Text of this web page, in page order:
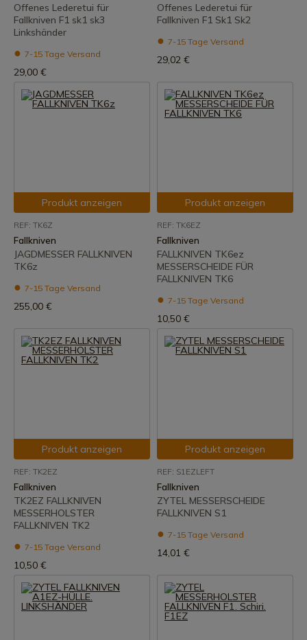
Offenes Lederetui für
Fallkniven F1 sk1 sk3
Linkshänder
7-15 Tage Versand
29,00 €
Offenes Lederetui für
Fallkniven F1 Sk1 Sk2
7-15 Tage Versand
29,02 €
Produkt anzeigen
REF: TK6Z
Fallkniven
JAGDMESSER FALLKNIVEN
TK6z
7-15 Tage Versand
255,00 €
Produkt anzeigen
REF: TK6EZ
Fallkniven
FALLKNIVEN TK6ez
MESSERSCHEIDE FÜR
FALLKNIVEN TK6
7-15 Tage Versand
10,50 €
Produkt anzeigen
REF: TK2EZ
Fallkniven
TK2EZ FALLKNIVEN
MESSERHOLSTER
FALLKNIVEN TK2
7-15 Tage Versand
10,50 €
Produkt anzeigen
REF: S1EZLEFT
Fallkniven
ZYTEL MESSERSCHEIDE
FALLKNIVEN S1
7-15 Tage Versand
14,01 €